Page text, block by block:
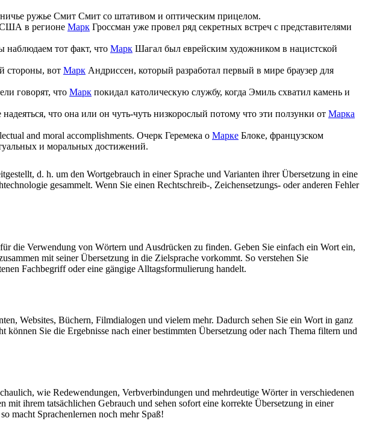
ружье Смит Смит со штативом и оптическим прицелом.
в регионе Марк Гроссман уже провел ряд секретных встреч с представителями
наблюдаем тот факт, что Марк Шагал был еврейским художником в нацистской
стороны, вот Марк Андриссен, который разработал первый в мире браузер для
говорят, что Марк покидал католическую службу, когда Эмиль схватил камень и
надеяться, что она или он чуть-чуть низкорослый потому что эти ползунки от Марка
and moral accomplishments. Очерк Геремека о Марке Блоке, французском
и моральных достижений.
d. h. um den Wortgebrauch in einer Sprache und Varianten ihrer Übersetzung in eine
gesammelt. Wenn Sie einen Rechtschreib-, Zeichensetzungs- oder anderen Fehler
die Verwendung von Wörtern und Ausdrücken zu finden. Geben Sie einfach ein Wort ein,
mit seiner Übersetzung in die Zielsprache vorkommt. So verstehen Sie
Fachbegriff oder eine gängige Alltagsformulierung handelt.
Websites, Büchern, Filmdialogen und vielem mehr. Dadurch sehen Sie ein Wort in ganz
Sie die Ergebnisse nach einer bestimmten Übersetzung oder nach Thema filtern und
wie Redewendungen, Verbverbindungen und mehrdeutige Wörter in verschiedenen
mit ihrem tatsächlichen Gebrauch und sehen sofort eine korrekte Übersetzung in einer
macht Sprachenlernen noch mehr Spaß!